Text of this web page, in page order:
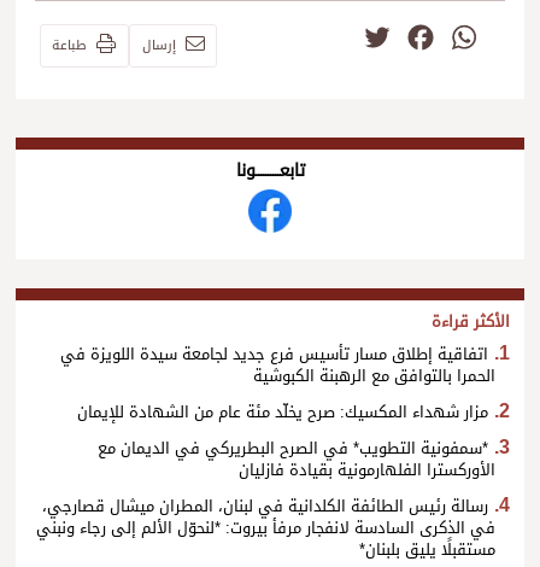
WhatsApp
Facebook إرسال طباعة
تابعــــــــــونا
الأكثر قراءة
اتفاقية إطلاق مسار تأسيس فرع جديد لجامعة سيدة اللويزة في
الحمرا بالتوافق مع الرهبنة الكبوشية
مزار شهداء المكسيك: صرح يخلّد مئة عام من الشهادة للإيمان
*سمفونية التطويب* في الصرح البطريركي في الديمان مع
الأوركسترا الفلهارمونية بقيادة فازليان
رسالة رئيس الطائفة الكلدانية في لبنان، المطران ميشال قصارجي،
في الذكرى السادسة لانفجار مرفأ بيروت: *لنحوّل الألم إلى رجاء ونبني
مستقبلًا يليق بلبنان*